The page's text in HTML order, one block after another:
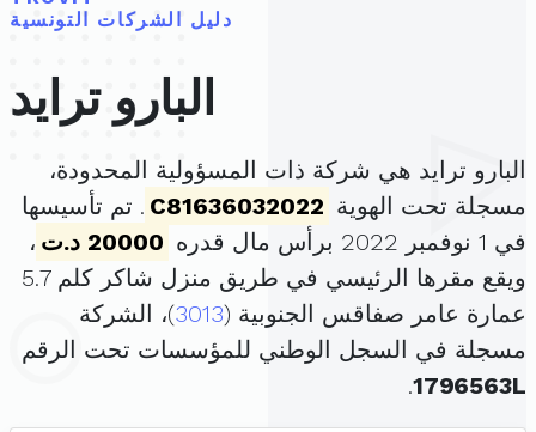
دليل الشركات التونسية
البارو ترايد
البارو ترايد هي شركة ذات المسؤولية المحدودة،
مسجلة تحت الهوية C81636032022 . تم تأسيسها
في 1 نوفمبر 2022 برأس مال قدره
20000 د.ت
،
ويقع مقرها الرئيسي في طريق منزل شاكر كلم 5.7
عمارة عامر صفاقس الجنوبية (3013)، الشركة
مسجلة في السجل الوطني للمؤسسات تحت الرقم
1796563L
.